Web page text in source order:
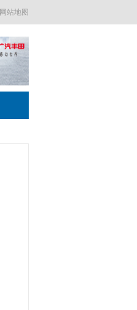
网站地图